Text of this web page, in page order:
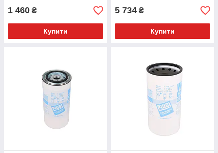
1 460 ₴
Купити
5 734 ₴
Купити